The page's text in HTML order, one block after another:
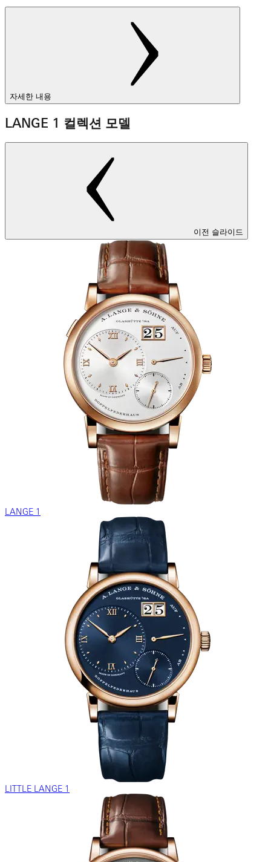
자세한 내용
LANGE 1 컬렉션 모델
이전 슬라이드
LANGE 1
LITTLE LANGE 1